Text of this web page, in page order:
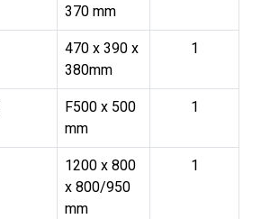
370 mm
470 x 390 x
380mm
1
F500 x 500
mm
1
1200 x 800
x 800/950
mm
1